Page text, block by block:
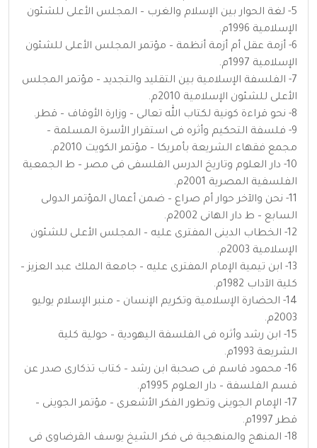
5- لغة الحوار بين الإسلام والغرب – المجلس الأعلى للشئون
الإسلامية 1996م.
6- أزمة عقل أم أزمة أنظمة – مؤتمر المجلس الأعلى للشئون
الإسلامية 1997م.
7- الفلسفة الإسلامية بين التقليد والتجديد – مؤتمر المجلس
الأعلى للشئون الإسلامية 2010م.
8- نحو قراءة كونية لكتاب الله تعالى – وزارة الأوقاف – قطر.
9- فلسفة التحكيم وأثره فى استقرار الأسرة المسلمة –
مجمع فقهاء الشريعة بأمريكا – مؤتمر الكويت 2010م.
10- دار العلوم وتاريخ الدرس الفلسفى فى مصر – ط الجمعية
الفلسفية المصرية 2001م.
11- نحن والآخر حوار أم صراع – ضمن أعمال المؤتمر الدولى
السابع – ط دار الهانى 2002م.
12- الخطاب الدينى المفترى عليه – المجلس الأعلى للشئون
الإسلامية 2003م.
13- ابن تيمية الإمام المفترى عليه – جامعة الملك عبد العزيز –
كلية الآداب 1982م.
14- الحضارة الإسلامية وتكريم الإنسان – منبر الإسلام يوليو
2003م.
15- ابن رشد وأثره فى الفلسفة اليهودية – حولية كلية
الشريعة 1993م.
16- محمود قاسم فى صحبة ابن رشد – كتاب تذكارى صدر عن
قسم الفلسفة – دار العلوم 1995م.
17- الإمام الجوينى وتطور الفكر الأشعرى – مؤتمر الجوينى –
قطر 1997م.
18- المنهج والمنهجية فى فكر الشيخ يوسف القرضاوى فى